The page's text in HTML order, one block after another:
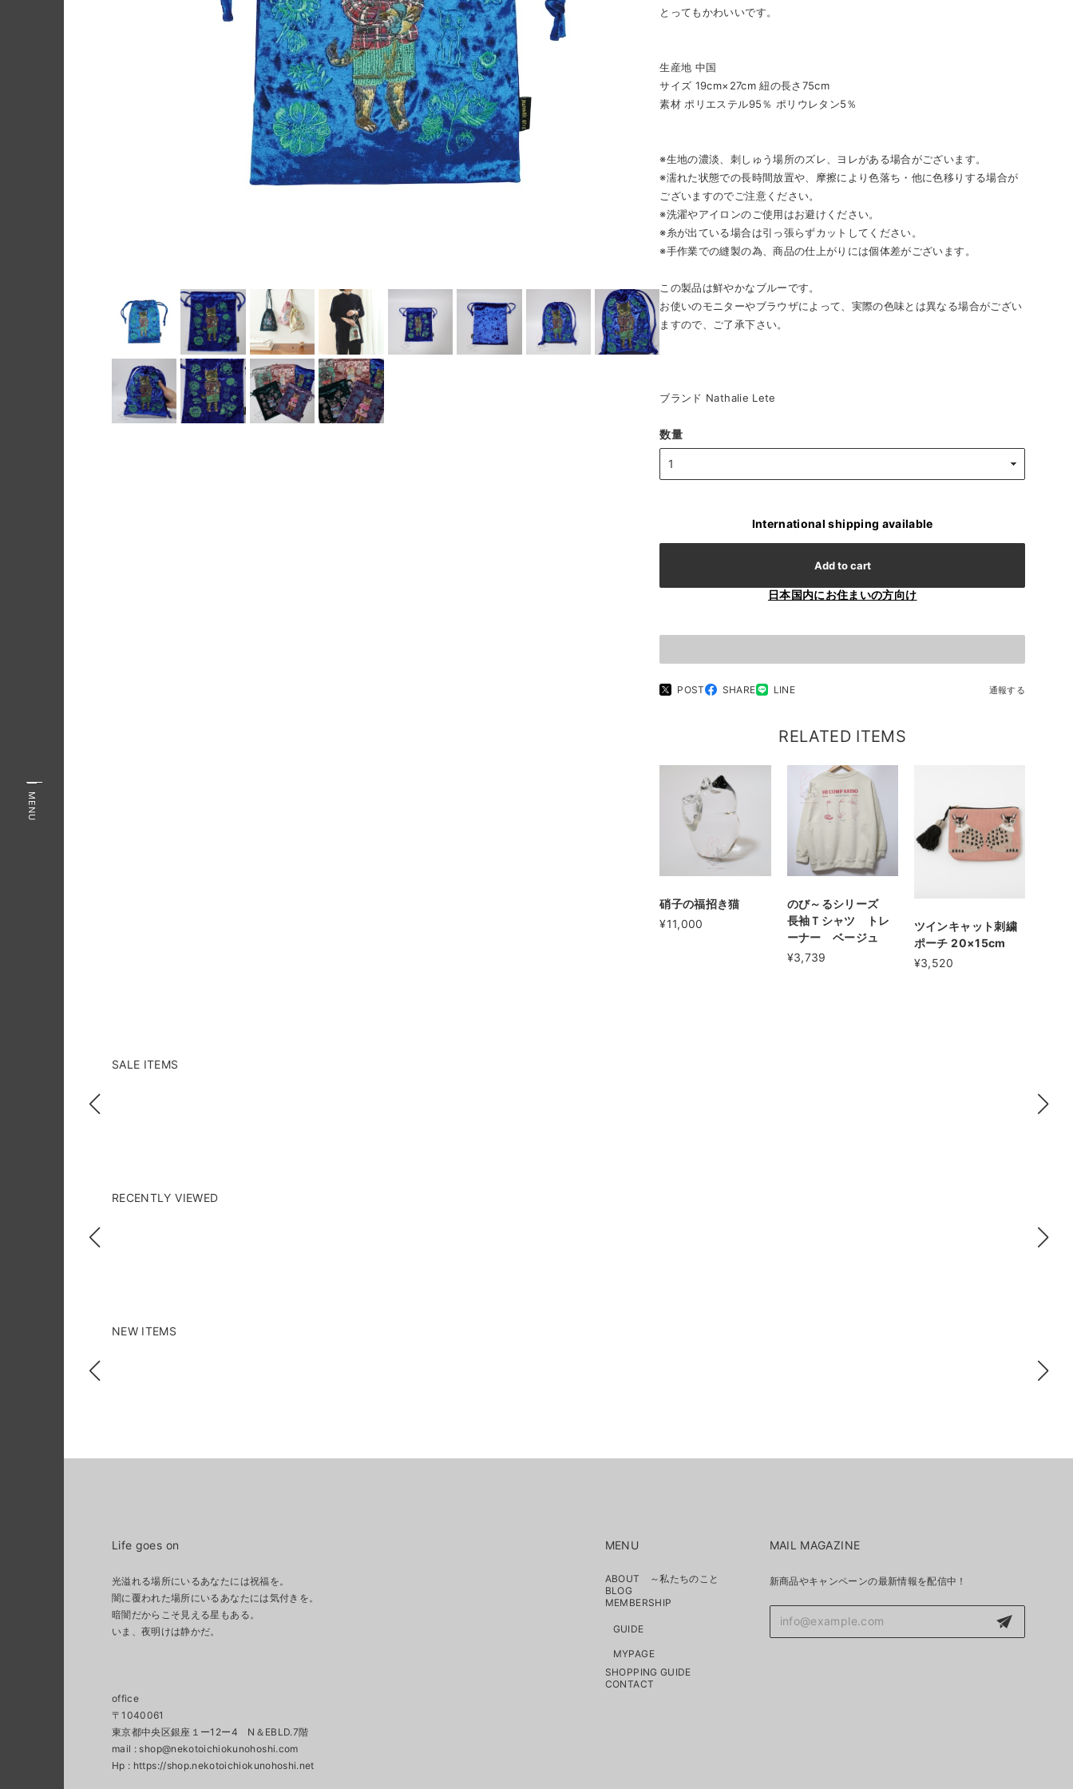
MENU
とってもかわいいです。
生産地 中国
サイズ 19cm×27cm 紐の長さ75cm
素材 ポリエステル95％ ポリウレタン5％
※生地の濃淡、刺しゅう場所のズレ、ヨレがある場合がございます。
※濡れた状態での長時間放置や、摩擦により色落ち・他に色移りする場合が
ございますのでご注意ください。
※洗濯やアイロンのご使用はお避けください。
※糸が出ている場合は引っ張らずカットしてください。
※手作業での縫製の為、商品の仕上がりには個体差がございます。
この製品は鮮やかなブルーです。
お使いのモニターやブラウザによって、実際の色味とは異なる場合がござい
ますので、ご了承下さい。
ブランド Nathalie Lete
数量
International shipping available
Add to cart
日本国内にお住まいの方向け
POST SHARE LINE 通報する
RELATED ITEMS
硝子の福招き猫
¥11,000
のび～るシリーズ
長袖Ｔシャツ トレ
ーナー ベージュ
¥3,739
ツインキャット刺繍
ポーチ 20×15cm
¥3,520
SALE ITEMS
RECENTLY VIEWED
NEW ITEMS
Life goes on
光溢れる場所にいるあなたには祝福を。
闇に覆われた場所にいるあなたには気付きを。
暗闇だからこそ見える星もある。
いま、夜明けは静かだ。
office
〒1040061
東京都中央区銀座１ー12ー4 N＆EBLD.7階
mail : shop@nekotoichiokunohoshi.com
MENU
ABOUT ～私たちのこと
BLOG
MEMBERSHIP
GUIDE
MYPAGE
SHOPPING GUIDE
CONTACT
MAIL MAGAZINE
新商品やキャンペーンの最新情報を配信中！